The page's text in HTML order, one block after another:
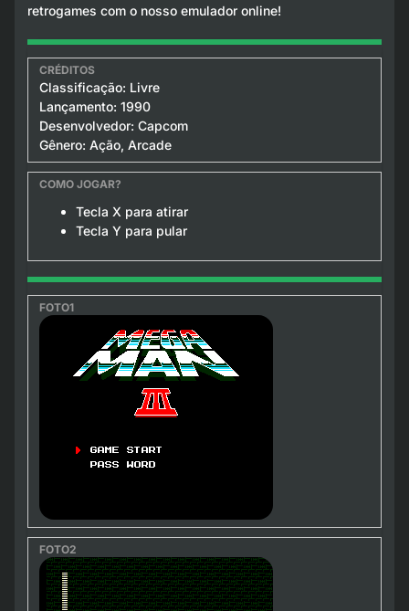
retrogames com o nosso emulador online!
Classificação: Livre
Lançamento: 1990
Desenvolvedor: Capcom
Gênero: Ação, Arcade
Tecla X para atirar
Tecla Y para pular